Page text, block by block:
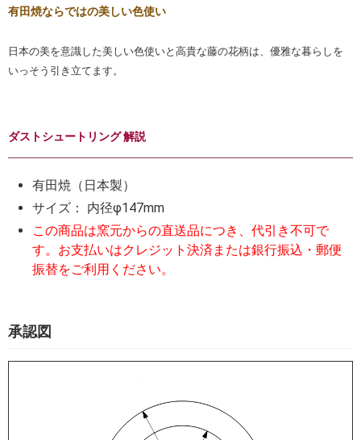
有田焼ならではの美しい色使い
日本の美を意識した美しい色使いと高貴な藤の花柄は、優雅な暮らしを
いっそう引き立てます。
ダストシュートリング 解説
有田焼（日本製）
サイズ： 内径φ147mm
この商品は窯元からの直送品につき、代引き不可で
す。お支払いはクレジット決済または銀行振込・郵便
振替をご利用ください。
承認図